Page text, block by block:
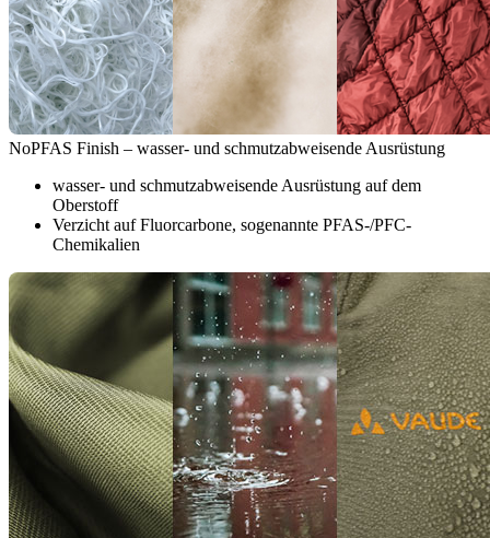
NoPFAS Finish – wasser- und schmutzabweisende Ausrüstung
wasser- und schmutzabweisende Ausrüstung auf dem
Oberstoff
Verzicht auf Fluorcarbone, sogenannte PFAS-/PFC-
Chemikalien